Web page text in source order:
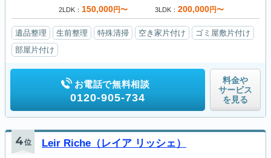
2LDK 150,000円〜 3LDK 200,000円〜
遺品整理 生前整理 特殊清掃 空き家片付け
ゴミ屋敷片付け
部屋片付け
お電話で無料相談
0120-905-734
料金や
サービス
を見る
4位 Leir Riche（レイア リッシェ）